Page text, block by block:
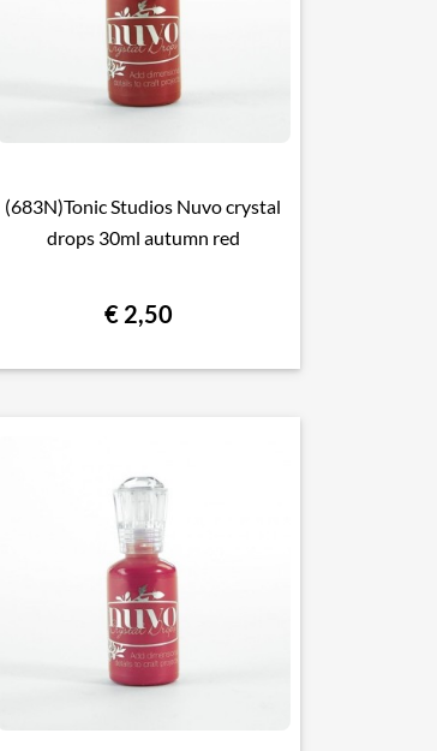
 Snel bekijken
(683N)Tonic Studios Nuvo crystal
drops 30ml autumn red
€ 2,50